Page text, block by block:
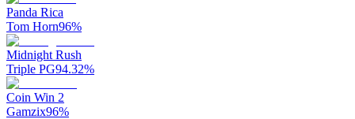
Panda Rica
Tom Horn96%
Midnight Rush
Triple PG94.32%
Coin Win 2
Gamzix96%